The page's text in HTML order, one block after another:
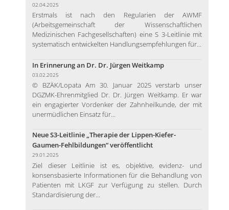
02.04.2025
Erstmals ist nach den Regularien der AWMF
(Arbeitsgemeinschaft der Wissenschaftlichen
Medizinischen Fachgesellschaften) eine S 3-Leitlinie mit
systematisch entwickelten Handlungsempfehlungen für...
In Erinnerung an Dr. Dr. Jürgen Weitkamp
03.02.2025
© BZÄK/Lopata Am 30. Januar 2025 verstarb unser
DGZMK-Ehrenmitglied Dr. Dr. Jürgen Weitkamp. Er war
ein engagierter Vordenker der Zahnheilkunde, der mit
unermüdlichen Einsatz für...
Neue S3-Leitlinie „Therapie der Lippen-Kiefer-
Gaumen-Fehlbildungen“ veröffentlicht
29.01.2025
Ziel dieser Leitlinie ist es, objektive, evidenz- und
konsensbasierte Informationen für die Behandlung von
Patienten mit LKGF zur Verfügung zu stellen. Durch
Standardisierung der...